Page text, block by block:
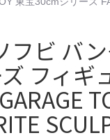
フビ バ
フィギ